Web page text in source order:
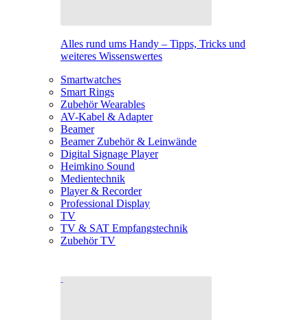
Alles rund ums Handy – Tipps, Tricks und
weiteres Wissenswertes
Smartwatches
Smart Rings
Zubehör Wearables
AV-Kabel & Adapter
Beamer
Beamer Zubehör & Leinwände
Digital Signage Player
Heimkino Sound
Medientechnik
Player & Recorder
Professional Display
TV
TV & SAT Empfangstechnik
Zubehör TV